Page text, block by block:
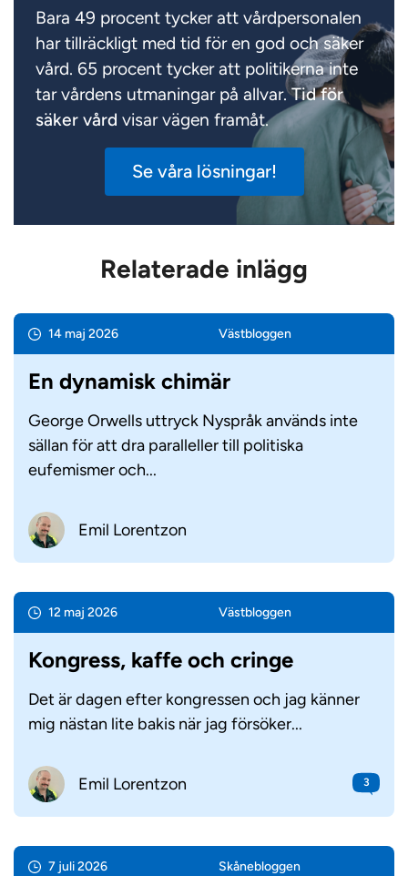
Bara 49 procent tycker att vårdpersonalen
har tillräckligt med tid för en god och säker
vård. 65 procent tycker att politikerna inte
tar vårdens utmaningar på allvar.Tid för
säker vård visar vägen framåt.
Se våra lösningar!
Relaterade inlägg
14 maj 2026 Väst­bloggen
En dynamisk chimär
George Orwells uttryck Nyspråk används inte
sällan för att dra paralleller till politiska
eufemismer och...
Emil Lorentzon
12 maj 2026 Väst­bloggen
Kongress, kaffe och cringe
Det är dagen efter kongressen och jag känner
mig nästan lite bakis när jag försöker...
Emil Lorentzon 3
7 juli 2026 Skåne­bloggen